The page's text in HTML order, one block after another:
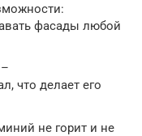
фасады любой
что делает его
не горит и не